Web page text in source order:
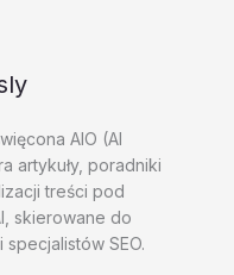
AIO (AI
artykuły, poradniki
treści pod
skierowane do
SEO.